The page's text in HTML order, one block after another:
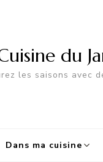
du
les saisons avec
Dans ma cuisine